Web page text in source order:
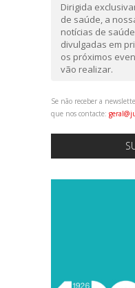
Dirigida
de saúde, a
notícias de
divulgadas em
os próximos
vão realizar.
Se não receber a
que nos contacte: